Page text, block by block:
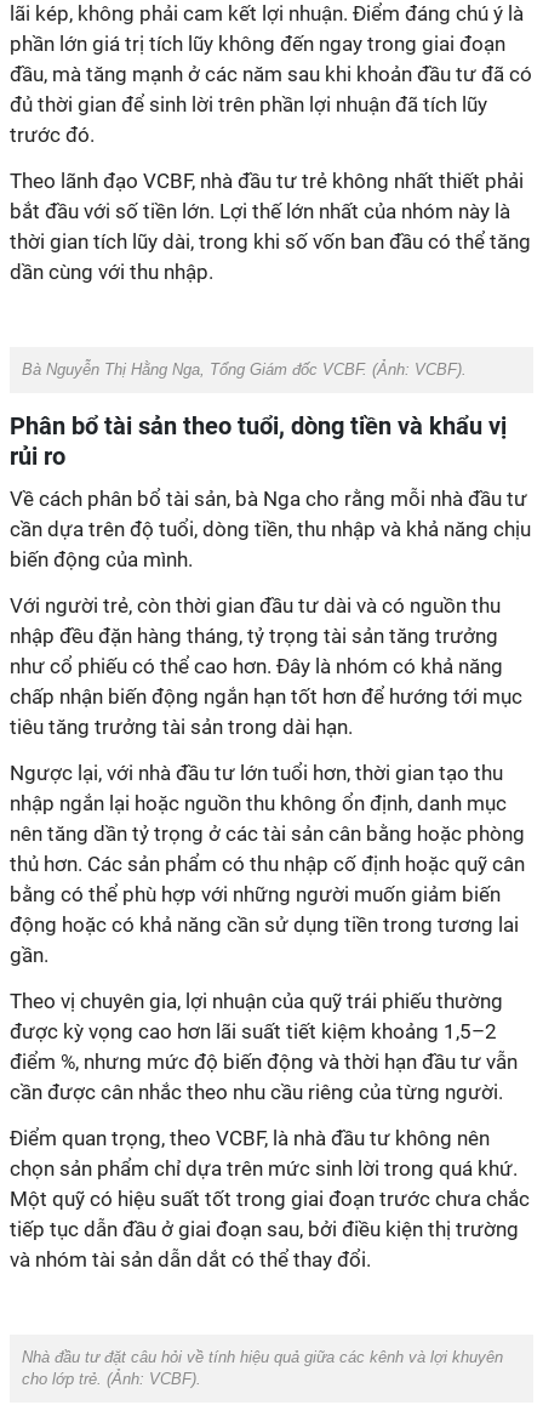
lãi kép, không phải cam kết lợi nhuận. Điểm đáng chú ý là
phần lớn giá trị tích lũy không đến ngay trong giai đoạn
đầu, mà tăng mạnh ở các năm sau khi khoản đầu tư đã có
đủ thời gian để sinh lời trên phần lợi nhuận đã tích lũy
trước đó.
Theo lãnh đạo VCBF, nhà đầu tư trẻ không nhất thiết phải
bắt đầu với số tiền lớn. Lợi thế lớn nhất của nhóm này là
thời gian tích lũy dài, trong khi số vốn ban đầu có thể tăng
dần cùng với thu nhập.
Bà Nguyễn Thị Hằng Nga, Tổng Giám đốc VCBF. (Ảnh: VCBF).
Phân bổ tài sản theo tuổi, dòng tiền và khẩu vị
rủi ro
Về cách phân bổ tài sản, bà Nga cho rằng mỗi nhà đầu tư
cần dựa trên độ tuổi, dòng tiền, thu nhập và khả năng chịu
biến động của mình.
Với người trẻ, còn thời gian đầu tư dài và có nguồn thu
nhập đều đặn hàng tháng, tỷ trọng tài sản tăng trưởng
như cổ phiếu có thể cao hơn. Đây là nhóm có khả năng
chấp nhận biến động ngắn hạn tốt hơn để hướng tới mục
tiêu tăng trưởng tài sản trong dài hạn.
Ngược lại, với nhà đầu tư lớn tuổi hơn, thời gian tạo thu
nhập ngắn lại hoặc nguồn thu không ổn định, danh mục
nên tăng dần tỷ trọng ở các tài sản cân bằng hoặc phòng
thủ hơn. Các sản phẩm có thu nhập cố định hoặc quỹ cân
bằng có thể phù hợp với những người muốn giảm biến
động hoặc có khả năng cần sử dụng tiền trong tương lai
gần.
Theo vị chuyên gia, lợi nhuận của quỹ trái phiếu thường
được kỳ vọng cao hơn lãi suất tiết kiệm khoảng 1,5–2
điểm %, nhưng mức độ biến động và thời hạn đầu tư vẫn
cần được cân nhắc theo nhu cầu riêng của từng người.
Điểm quan trọng, theo VCBF, là nhà đầu tư không nên
chọn sản phẩm chỉ dựa trên mức sinh lời trong quá khứ.
Một quỹ có hiệu suất tốt trong giai đoạn trước chưa chắc
tiếp tục dẫn đầu ở giai đoạn sau, bởi điều kiện thị trường
và nhóm tài sản dẫn dắt có thể thay đổi.
Nhà đầu tư đặt câu hỏi về tính hiệu quả giữa các kênh và lợi khuyên
cho lớp trẻ. (Ảnh: VCBF).